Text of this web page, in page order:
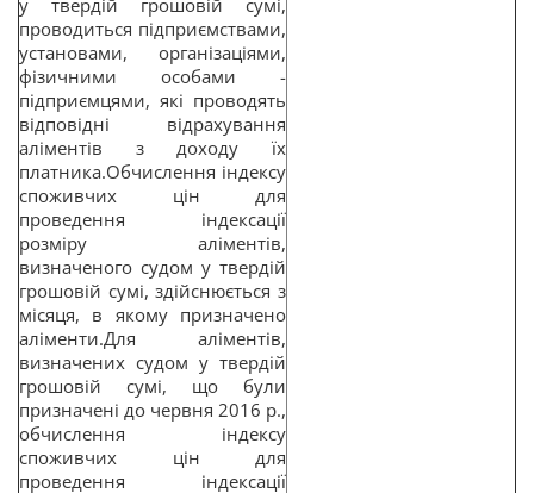
у твердій грошовій сумі,
проводиться підприємствами,
установами, організаціями,
фізичними особами -
підприємцями, які проводять
відповідні відрахування
аліментів з доходу їх
платника.Обчислення індексу
споживчих цін для
проведення індексації
розміру аліментів,
визначеного судом у твердій
грошовій сумі, здійснюється з
місяця, в якому призначено
аліменти.Для аліментів,
визначених судом у твердій
грошовій сумі, що були
призначені до червня 2016 р.,
обчислення індексу
споживчих цін для
проведення індексації